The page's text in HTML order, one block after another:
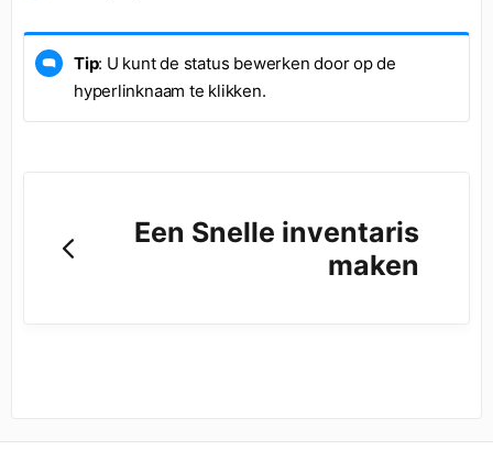
Tip: U kunt de status bewerken door op de
hyperlinknaam te klikken.
Een Snelle inventaris
maken